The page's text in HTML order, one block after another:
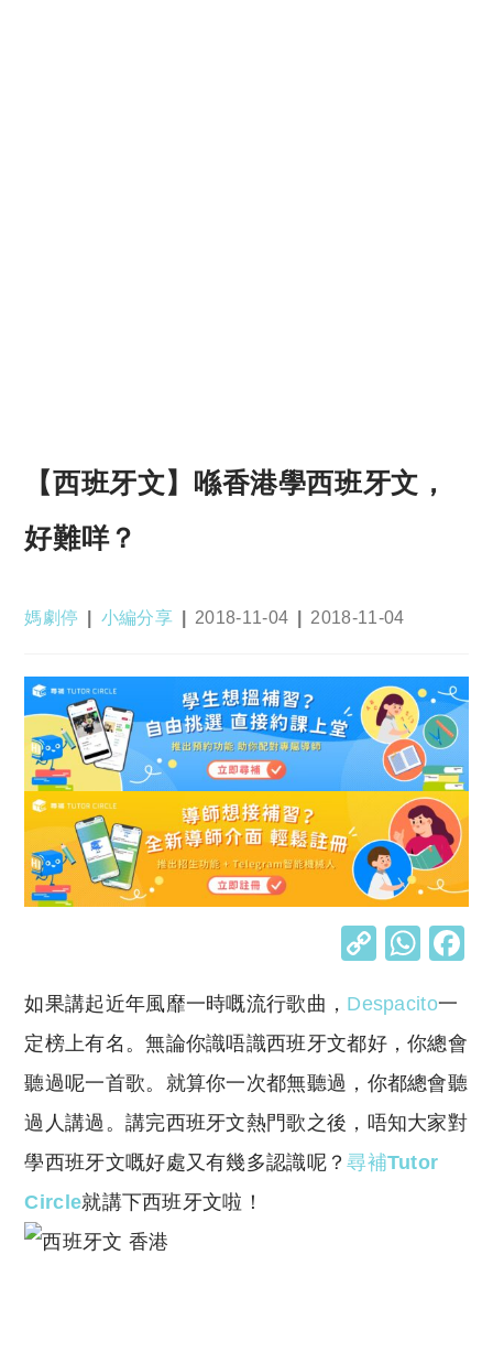
【西班牙文】喺香港學西班牙文，
好難咩？
Post
媽劇停
Post
小編分享
Post
2018-11-04
Post
2018-11-04
C
p
y
Li
n
k
W
at
s
A
p
p
如果講起近年風靡一時嘅流行歌曲， Despacito一
定榜上有名。無論你識唔識西班牙文都好，你總會
聽過呢一首歌。就算你一次都無聽過，你都總會聽
過人講過。講完西班牙文熱門歌之後，唔知大家對
學西班牙文嘅好處又有幾多認識呢？尋補Tutor
Circle就講下西班牙文啦！